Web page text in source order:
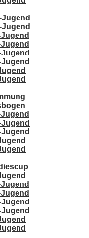
Jugend
Jugend